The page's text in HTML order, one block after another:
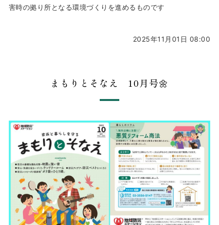
害時の拠り所となる環境づくりを進めるものです
2025年11月01日 08:00
まもりとそなえ 10月号🌼